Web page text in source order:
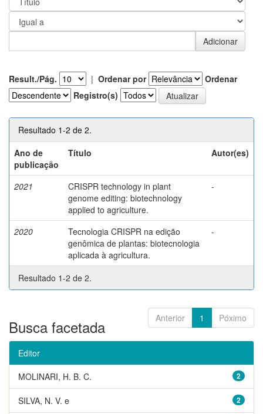
Result./Pág. | Ordenar por
Ordenar
Registro(s)
Resultado 1-2 de 2.
Ano de
publicação
Título Autor(es)
2021
CRISPR technology in plant
genome editing: biotechnology
applied to agriculture.
-
2020
Tecnologia CRISPR na edição
genômica de plantas: biotecnologia
aplicada à agricultura.
-
Resultado 1-2 de 2.
Anterior 1 Póximo
Busca facetada
Editor
2
MOLINARI, H. B. C.
2
SILVA, N. V. e